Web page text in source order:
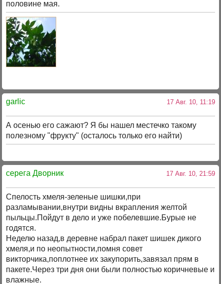
половине мая.
garlic 17 Авг. 10, 11:19
А осенью его сажают? Я бы нашел местечко такому
полезному "фрукту" (осталось только его найти)
серега Дворник 17 Авг. 10, 21:59
Спелость хмеля-зеленые шишки,при
разламывании,внутри видны вкрапления желтой
пыльцы.Пойдут в дело и уже побелевшие.Бурые не
годятся.
Неделю назад,в деревне набрал пакет шишек дикого
хмеля,и по неопытности,помня совет
викторчика,поплотнее их закупорить,завязал прям в
пакете.Через три дня они были полностью коричневые и
влажные.